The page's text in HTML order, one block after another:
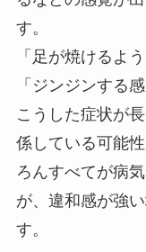
す。
「足が焼けるよ
「ジンジンする
こうした症状が
係している可能
ろんすべてが病
が、違和感が強
す。